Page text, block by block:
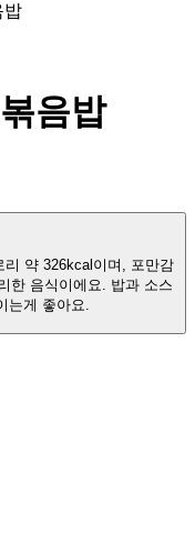
밥
음밥
리 약 326kcal이며, 포만감
한 음식이에요. 밥과 소스
는게 좋아요.